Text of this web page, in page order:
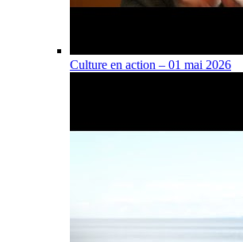
Culture en action – 01 mai 2026